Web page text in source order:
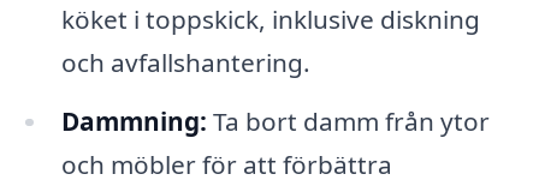
köket i toppskick, inklusive diskning
och avfallshantering.
Dammning: Ta bort damm från ytor
och möbler för att förbättra